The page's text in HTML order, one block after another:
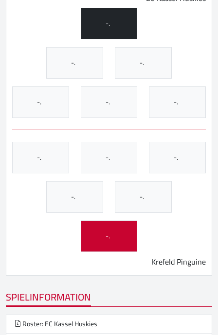
-.
-. -.
-. -. -.
-. -. -.
-. -.
-.
Krefeld Pinguine
SPIELINFORMATION
Roster: EC Kassel Huskies